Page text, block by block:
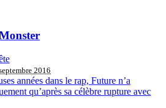
2016
années dans le rap, Future n’a
qu’après sa célèbre rupture avec